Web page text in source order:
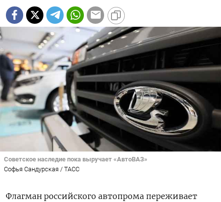
Советское наследие пока выручает «АвтоВАЗ»
Софья Сандурская / ТАСС
Флагман российского автопрома переживает